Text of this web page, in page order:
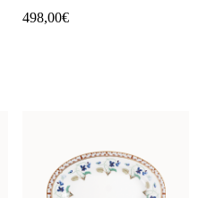
498,00€